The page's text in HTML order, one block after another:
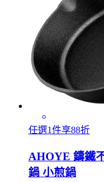
任選1件享88折
AHOYE 鑄鐵
鍋 小煎鍋